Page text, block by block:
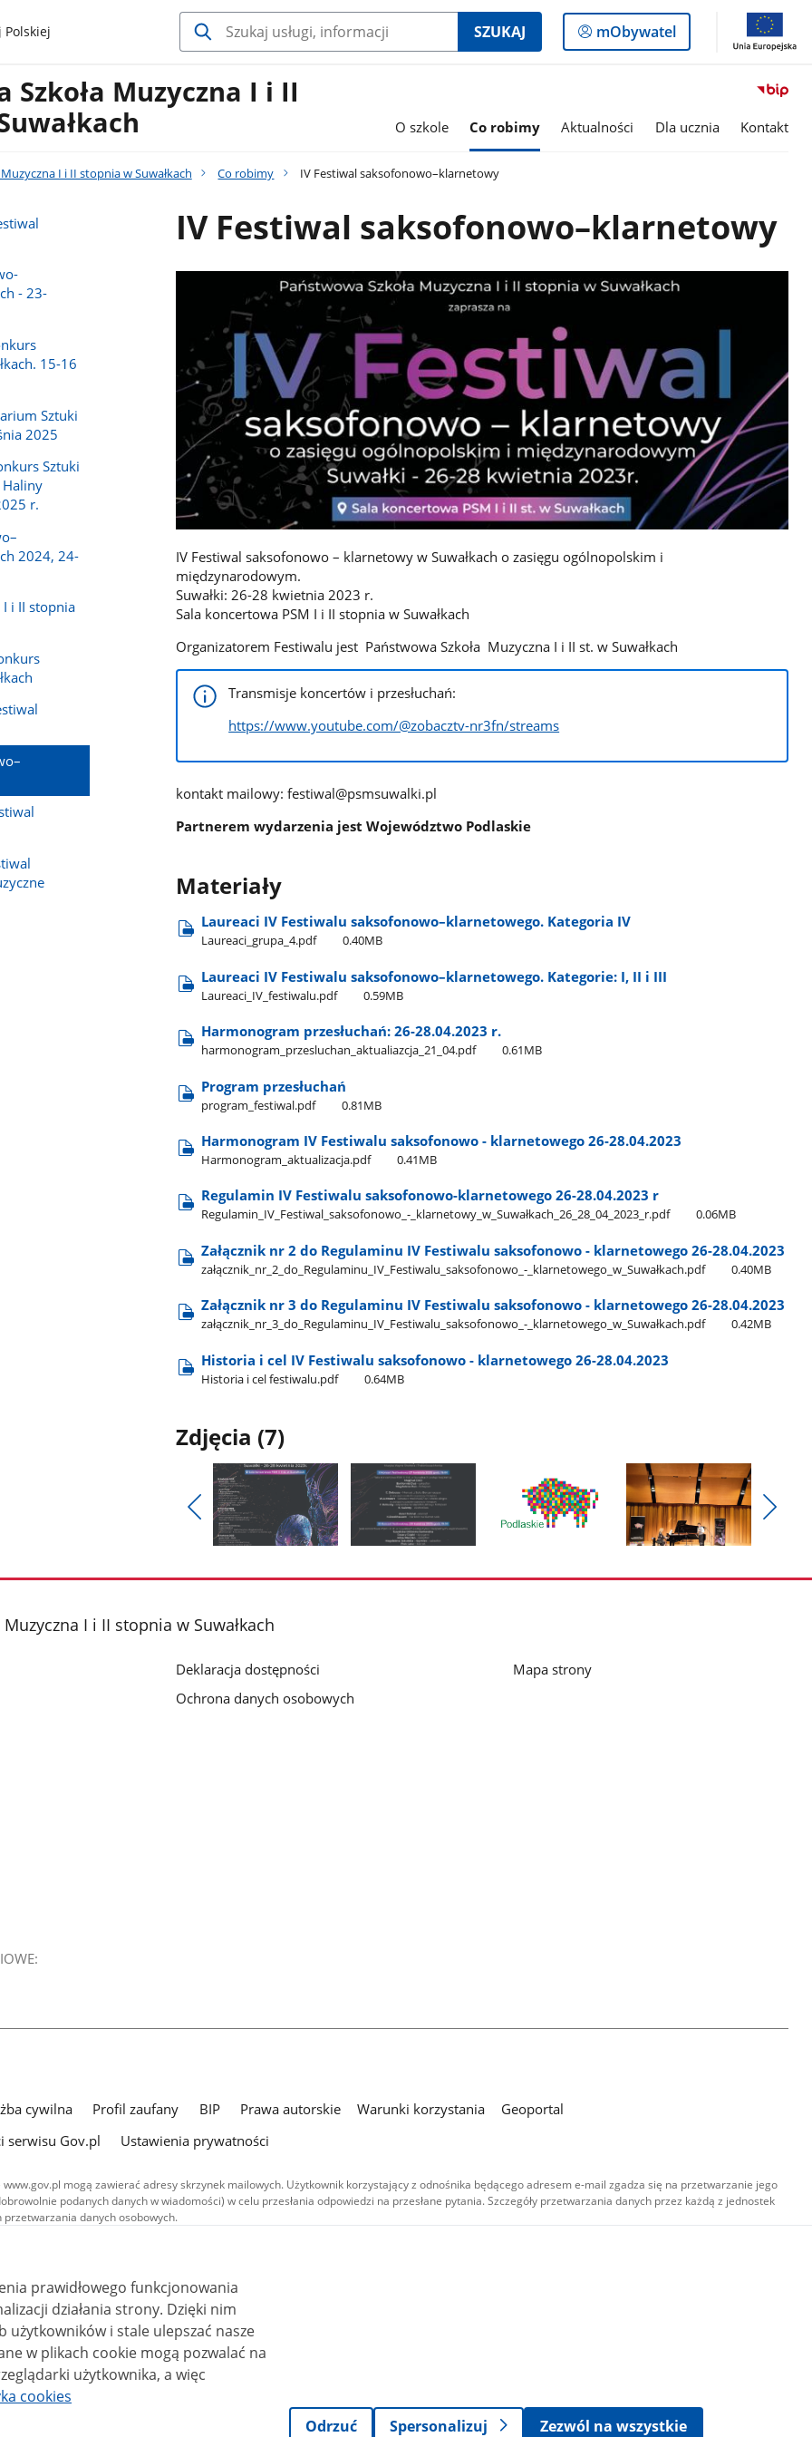
Polskiej SZUKAJ
Logowanie
do
mObywatel
Szkoła Muzyczna I i II
O szkole Co robimy Aktualności Dla ucznia Kontakt
I i II stopnia w Suwałkach Co robimy IV Festiwal saksofonowo–klarnetowy
- 23-
15-16
Sztuki
2025
Sztuki
r.
2024, 24-
I i II stopnia
IV Festiwal saksofonowo–klarnetowy
IV Festiwal saksofonowo – klarnetowy w Suwałkach o zasięgu ogólnopolskim i
międzynarodowym.
Suwałki: 26-28 kwietnia 2023 r.
Sala koncertowa PSM I i II stopnia w Suwałkach
Organizatorem Festiwalu jest Państwowa Szkoła Muzyczna I i II st. w Suwałkach
Transmisje koncertów i przesłuchań:
https://www.youtube.com/@zobacztv-nr3fn/streams
kontakt mailowy: festiwal@psmsuwalki.pl
Partnerem wydarzenia jest Województwo Podlaskie
Materiały
Laureaci IV Festiwalu saksofonowo–klarnetowego. Kategoria IV
Laureaci​_grupa​_4.pdf 0.40MB
Laureaci IV Festiwalu saksofonowo–klarnetowego. Kategorie: I, II i III
Laureaci​_IV​_festiwalu.pdf 0.59MB
Harmonogram przesłuchań: 26-28.04.2023 r.
harmonogram​_przesluchan​_aktualiazcja​_21​_04.pdf 0.61MB
Program przesłuchań
program​_festiwal.pdf 0.81MB
Harmonogram IV Festiwalu saksofonowo - klarnetowego 26-28.04.2023
Harmonogram​_aktualizacja.pdf 0.41MB
Regulamin IV Festiwalu saksofonowo-klarnetowego 26-28.04.2023 r
Regulamin​_IV​_Festiwal​_saksofonowo​_-​_klarnetowy​_w​_Suwałkach​_26​_28​_04​_2023​_r.pdf 0.06MB
Załącznik nr 2 do Regulaminu IV Festiwalu saksofonowo - klarnetowego 26-28.04.2023
załącznik​_nr​_2​_do​_Regulaminu​_IV​_Festiwalu​_saksofonowo​_-​_klarnetowego​_w​_Suwałkach.pdf 0.40MB
Załącznik nr 3 do Regulaminu IV Festiwalu saksofonowo - klarnetowego 26-28.04.2023
załącznik​_nr​_3​_do​_Regulaminu​_IV​_Festiwalu​_saksofonowo​_-​_klarnetowego​_w​_Suwałkach.pdf 0.42MB
Historia i cel IV Festiwalu saksofonowo - klarnetowego 26-28.04.2023
Historia i cel festiwalu.pdf 0.64MB
Zdjęcia (7)
Pokaż
poprzednie
galerii.
Muzyczna I i II stopnia w Suwałkach
Deklaracja dostępności
Ochrona danych osobowych
Mapa strony
cywilna Profil zaufany BIP Prawa autorskie Warunki korzystania
Geoportal
serwisu Gov.pl
Ustawienia prywatności
mogą zawierać adresy skrzynek mailowych. Użytkownik korzystający z odnośnika będącego adresem e-mail zgadza się na przetwarzanie jego
podanych danych w wiadomości) w celu przesłania odpowiedzi na przesłane pytania. Szczegóły przetwarzania danych przez każdą z jednostek
danych osobowych.
publikowane w serwisie (z wyłączeniem treści audiowizualnych), są
licencji typu Creative Commons: uznanie autorstwa - na tych samych
(CC BY-SA 4.0). Materiały audiowizualne, w tym zdjęcia, materiały audio i wideo,
na licencji typu Creative Commons: uznanie autorstwa użycie niekomercyjne -
4.0 (CC BY-NC-ND 4.0), o ile nie jest to stwierdzone inaczej.
prawidłowego funkcjonowania
strony. Dzięki nim
i stale ulepszać nasze
użytkownika, a więc
cookies
Odrzuć
Spersonalizuj Zezwól na wszystkie